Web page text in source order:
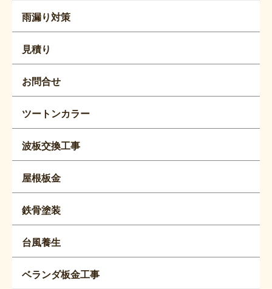
雨漏り対策
見積り
お問合せ
ツートンカラー
波板交換工事
屋根板金
鉄骨塗装
台風養生
ベランダ板金工事